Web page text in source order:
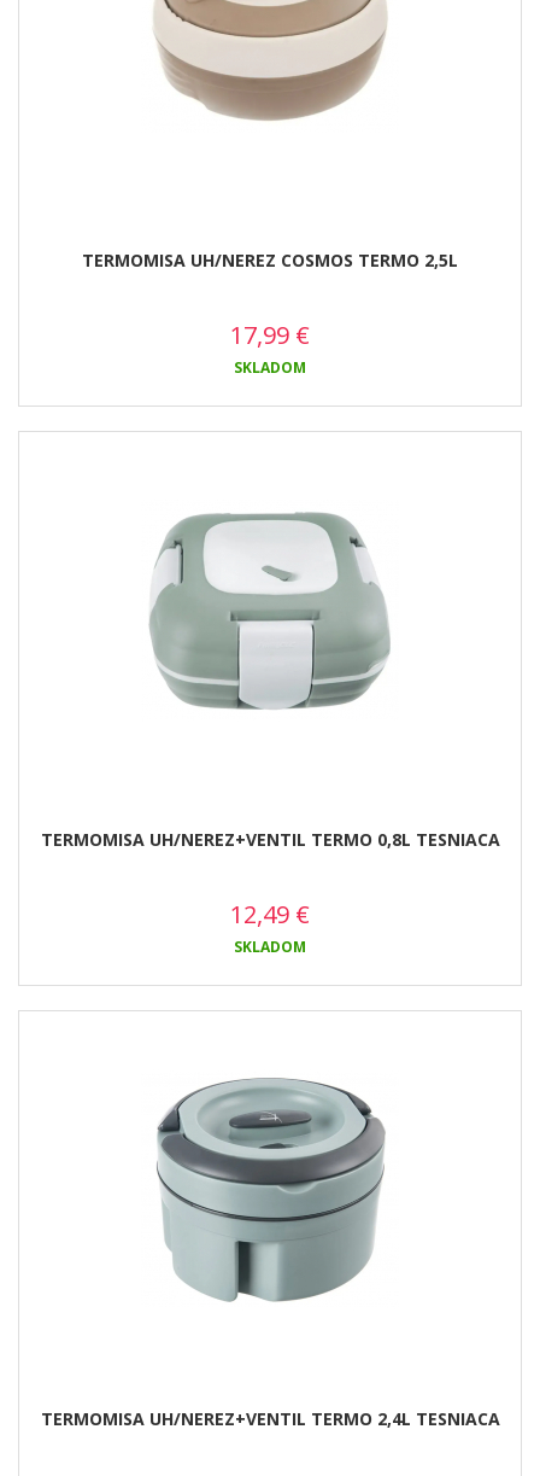
TERMOMISA UH/NEREZ COSMOS TERMO 2,5L
17,99 €
SKLADOM
TERMOMISA UH/NEREZ+VENTIL TERMO 0,8L TESNIACA
12,49 €
SKLADOM
TERMOMISA UH/NEREZ+VENTIL TERMO 2,4L TESNIACA